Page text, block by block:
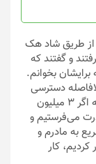
دانش‌آموز تهرانی که تا به حال ۲ بار از طریق شاد هک
و گفتند که
بخوانم.
دسترسی
من به شاد مسدود شد و بعد هم تماس گرفتند که اگر ۳ میلیون
می‌فرستیم و
به مادرم و
کار